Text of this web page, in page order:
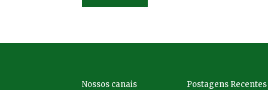
Nossos canais Postagens Recentes